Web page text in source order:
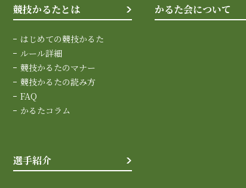
競技かるたとは
はじめての競技かるた
ルール詳細
競技かるたのマナー
競技かるたの読み方
FAQ
かるたコラム
かるた会について
選手紹介